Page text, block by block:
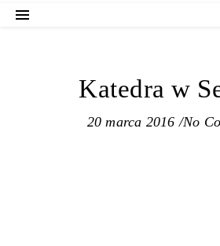
Katedra w
20 marca 2016 /No